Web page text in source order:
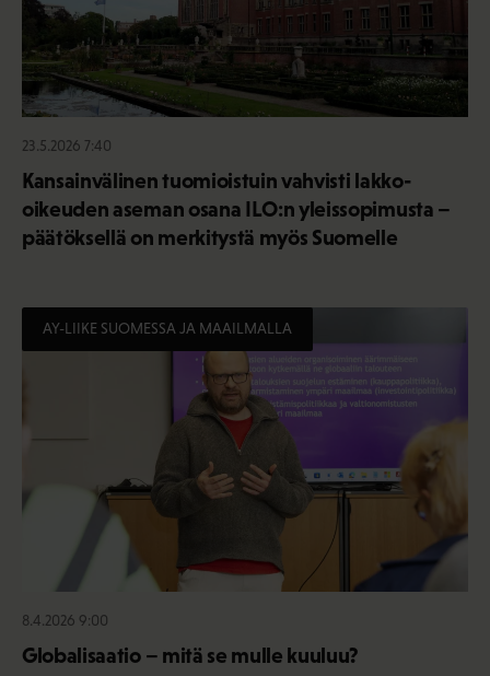
23.5.2026 7:40
Kansainvälinen tuomioistuin vahvisti lakko-
oikeuden aseman osana ILO:n yleissopimusta –
päätöksellä on merkitystä myös Suomelle
AY-LIIKE SUOMESSA JA MAAILMALLA
8.4.2026 9:00
Globalisaatio – mitä se mulle kuuluu?